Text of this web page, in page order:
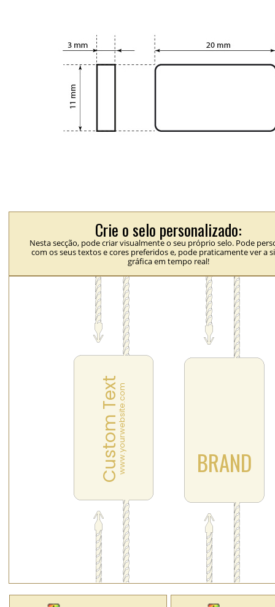
Crie o selo personalizado:
Nesta secção, pode criar visualmente o seu próprio selo. Pode
com os seus textos e cores preferidos e, pode praticamente ver a
gráfica em tempo real!